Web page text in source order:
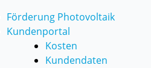
Förderung Photovoltaik
Kundenportal
Kosten
Kundendaten